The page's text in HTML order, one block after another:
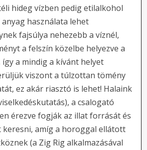
hideg vízben pedig etilalkohol
használata lehet
fajsúlya nehezebb a víznél,
a felszín közelbe helyezve a
a mindig a kívánt helyet
viszont a túlzottan tömény
ez akár riasztó is lehet! Halaink
a csalogató
érezve fogják az illat forrását és
amíg a horoggal ellátott
(a Zig Rig alkalmazásával